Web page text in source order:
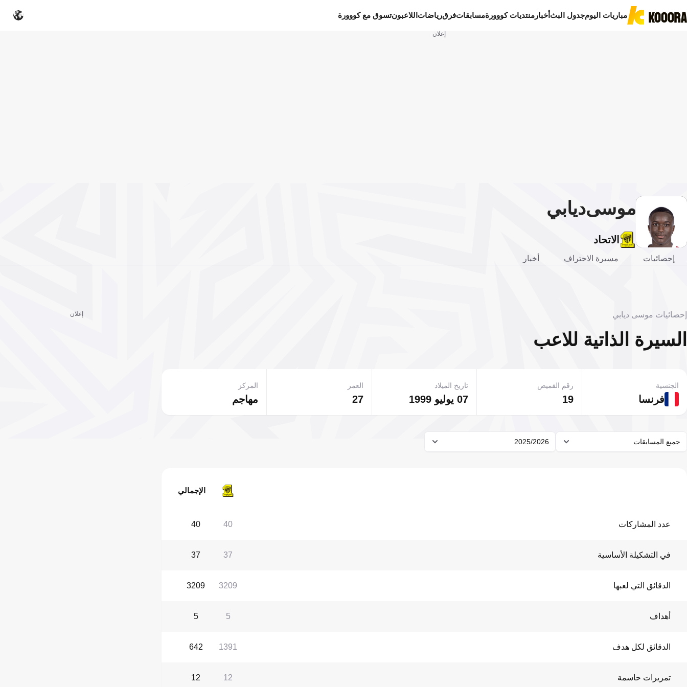
مباريات اليومجدول البثأخبار منتديات كووورةمسابقاتفرقرياضات اللاعبونتسوق مع كووورة
إعلان
موسىديابي
الاتحاد
إحصائيات مسيرة الاحتراف أخبار
إحصائيات موسى ديابي
السيرة الذاتية للاعب
فرنسا
الجنسية
19
رقم القميص
07 يوليو 1999
تاريخ الميلاد
27
العمر
مهاجم
المركز
جميع المسابقات 2025/2026
الإجمالي
عدد المشاركات 40
40
في التشكيلة الأساسية 37
37
الدقائق التي لعبها 3209
3209
أهداف 5
5
الدقائق لكل هدف 1391
642
تمريرات حاسمة 12
12
إعلان